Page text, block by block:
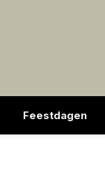
Feestdagen